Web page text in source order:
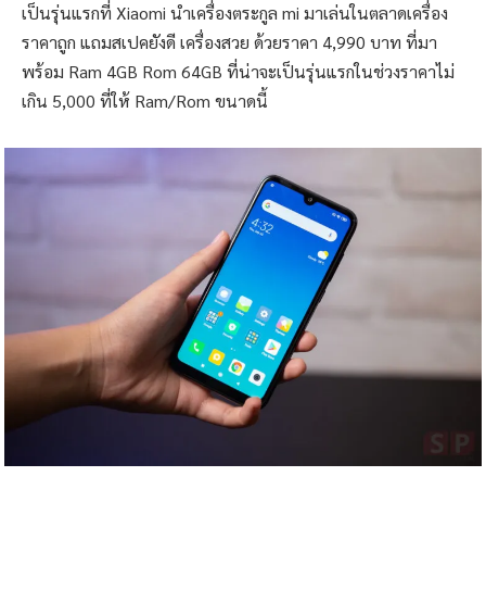
เป็นรุ่นแรกที่ Xiaomi นำเครื่องตระกูล mi มาเล่นในตลาดเครื่อง
ราคาถูก แถมสเปคยังดี เครื่องสวย ด้วยราคา 4,990 บาท ที่มา
พร้อม Ram 4GB Rom 64GB ที่น่าจะเป็นรุ่นแรกในช่วงราคาไม่
เกิน 5,000 ที่ให้ Ram/Rom ขนาดนี้